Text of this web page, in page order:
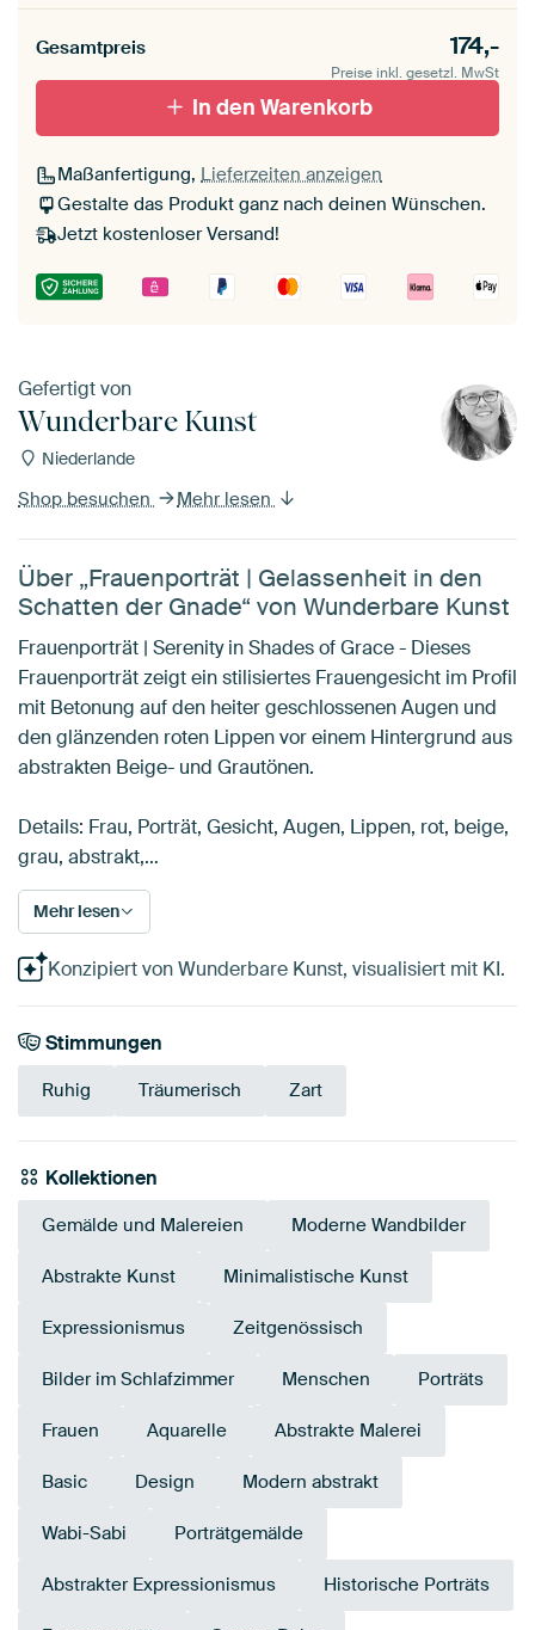
Gesamtpreis 174,-
Preise inkl. gesetzl. MwSt
In den Warenkorb
Maßanfertigung, Lieferzeiten anzeigen
Gestalte das Produkt ganz nach deinen Wünschen.
Jetzt kostenloser Versand!
Gefertigt von
Wunderbare Kunst
Niederlande
Shop besuchen Mehr lesen
Über „Frauenporträt | Gelassenheit in den
Schatten der Gnade“ von Wunderbare Kunst
Frauenporträt | Serenity in Shades of Grace - Dieses
Frauenporträt zeigt ein stilisiertes Frauengesicht im Profil
mit Betonung auf den heiter geschlossenen Augen und
den glänzenden roten Lippen vor einem Hintergrund aus
abstrakten Beige- und Grautönen.
Details: Frau, Porträt, Gesicht, Augen, Lippen, rot, beige,
grau, abstrakt,…
Mehr lesen
Konzipiert von Wunderbare Kunst, visualisiert mit KI.
Stimmungen
Ruhig Träumerisch Zart
Kollektionen
Gemälde und Malereien Moderne Wandbilder
Abstrakte Kunst Minimalistische Kunst
Expressionismus Zeitgenössisch
Bilder im Schlafzimmer Menschen Porträts
Frauen Aquarelle Abstrakte Malerei
Basic Design Modern abstrakt
Wabi-Sabi Porträtgemälde
Abstrakter Expressionismus Historische Porträts